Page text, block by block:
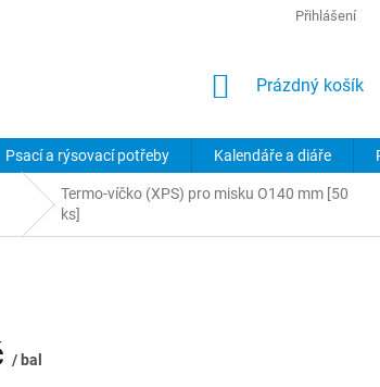
PODMÍNKY OCHRANY OSOBNÍCH ÚDAJŮ
Přihlášení
NÁKUPNÍ
Prázdný košík
Psací a rýsovací potřeby Kalendáře a diáře
Termo-víčko (XPS) pro misku O140 mm [50
ks]
/ bal